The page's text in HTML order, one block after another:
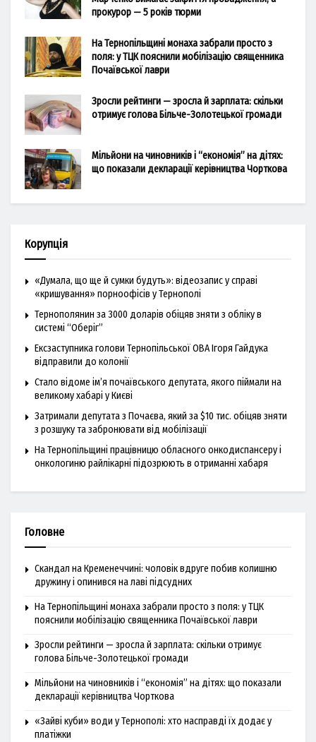
прокурор — 5 років тюрми
На Тернопільщині монаха забрали просто з
поля: у ТЦК пояснили мобілізацію священника
Почаївської лаври
Зросли рейтинги — зросла й зарплата: скільки
отримує голова Більче-Золотецької громади
Мільйони на чиновників і “економія” на дітях:
що показали декларації керівництва Чорткова
Корупція
«Думала, що ще й сумки будуть»: відеозапис у справі
«кришування» порноофісів у Тернополі
Тернополянин за 3000 доларів обіцяв зняти з обліку в
системі “Оберіг”
Ексзаступника голови Тернопільської ОВА Ігоря Гайдука
відправили до колонії
Стало відоме ім’я почаївського депутата, якого піймали на
великому хабарі у Києві
Затримали депутата з Почаєва, який за $10 тис. обіцяв зняти
з розшуку та забронювати від мобілізації
На Тернопільщині працівницю обласного онкодиспансеру і
онкологиню райлікарні підозрюють в отриманні хабаря
Головне
Скандал на Кременеччині: чоловік вдруге побив колишню
дружину і опинився на лаві підсудних
На Тернопільщині монаха забрали просто з поля: у ТЦК
пояснили мобілізацію священника Почаївської лаври
Зросли рейтинги — зросла й зарплата: скільки отримує
голова Більче-Золотецької громади
Мільйони на чиновників і “економія” на дітях: що показали
декларації керівництва Чорткова
«Зайві куби» води у Тернополі: хто насправді їх додає у
платіжки